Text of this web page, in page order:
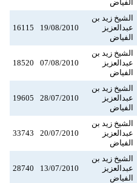
الفياض
الشيخ زيد بن
عبدالعزيز
الفياض
19/08/2010
16115
الشيخ زيد بن
عبدالعزيز
الفياض
07/08/2010
18520
الشيخ زيد بن
عبدالعزيز
الفياض
28/07/2010
19605
الشيخ زيد بن
عبدالعزيز
الفياض
20/07/2010
33743
الشيخ زيد بن
عبدالعزيز
الفياض
13/07/2010
28740